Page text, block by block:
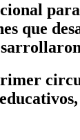
para
que